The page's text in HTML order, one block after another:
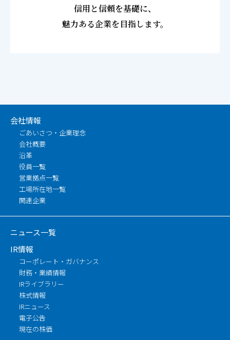
信用と信頼を基礎に、
魅力ある企業を目指します。
会社情報
ごあいさつ・企業理念
会社概要
沿革
役員一覧
営業拠点一覧
工場所在地一覧
関連企業
ニュース一覧
IR情報
コーポレート・ガバナンス
財務・業績情報
IRライブラリー
株式情報
IRニュース
電子公告
現在の株価